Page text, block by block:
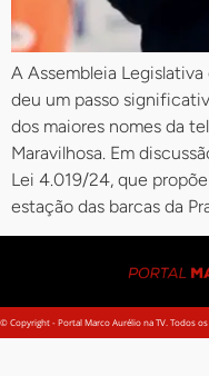
A Assembleia
deu um passo
dos maiores nomes da
Maravilhosa. Em
Lei 4.019/24, que
estação das barcas da
© Copyright - Portal Marco Aurélio na TV. Todos